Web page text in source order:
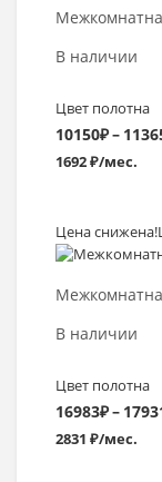
В наличии
Цвет полотна
10150₽–
1692 ₽/мес.
Цена снижена!
В наличии
Цвет полотна
16983₽–
2831 ₽/мес.